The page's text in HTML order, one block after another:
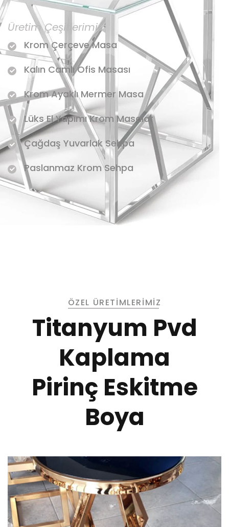
Üretim Çeşitlerimiz
Krom Çerçeve Masa
Kalın Camlı Ofis Masası
Krom Ayaklı Mermer Masa
Lüks El Yapımı Krom Masalar
Çağdaş Yuvarlak Sehpa
Paslanmaz Krom Sehpa
ÖZEL ÜRETİMLERİMİZ
Titanyum Pvd
Kaplama
Pirinç Eskitme
Boya